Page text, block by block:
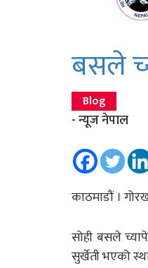
बसले
Blog
- न्यूज नेपाल
काठमाडौं ।
सोही बसले
सुर्खेती भएको